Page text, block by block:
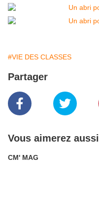
#VIE DES CLASSES
Partager
Vous aimerez aussi
CM' MAG